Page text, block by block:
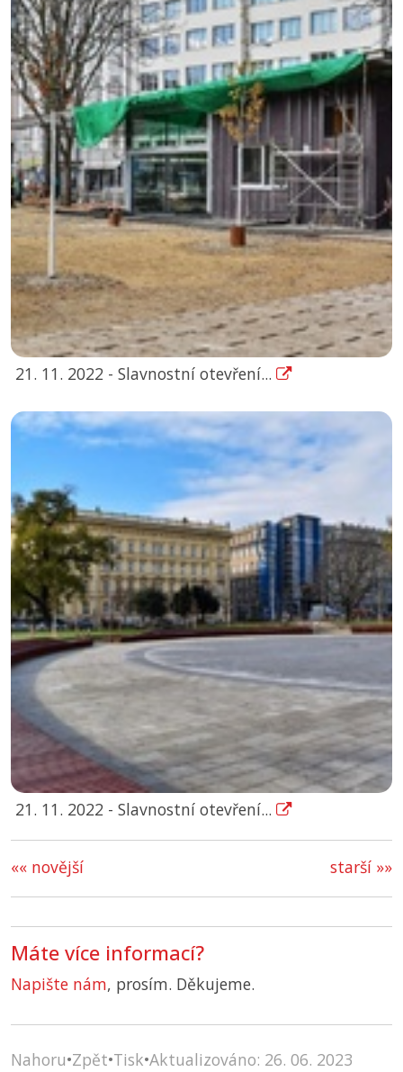
21. 11. 2022 - Slavnostní otevření...
21. 11. 2022 - Slavnostní otevření...
starší »»
«« novější
Máte více informací?
Napište nám, prosím. Děkujeme.
Nahoru•Zpět•Tisk•Aktualizováno: 26. 06. 2023